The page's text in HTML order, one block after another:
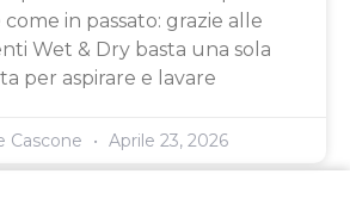
in passato: grazie alle
Wet & Dry basta una sola
per aspirare e lavare
Cascone Aprile 23, 2026